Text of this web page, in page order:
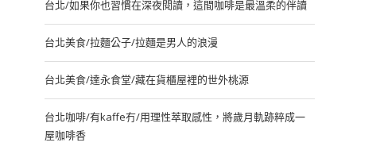
台北/如果你也習慣在深夜閱讀，這間咖啡是最溫柔的伴讀
台北美食/拉麵公子/拉麵是男人的浪漫
台北美食/達永食堂/藏在貨櫃屋裡的世外桃源
台北咖啡/有kaffe冇/用理性萃取感性，將歲月軌跡粹成一
屋咖啡香